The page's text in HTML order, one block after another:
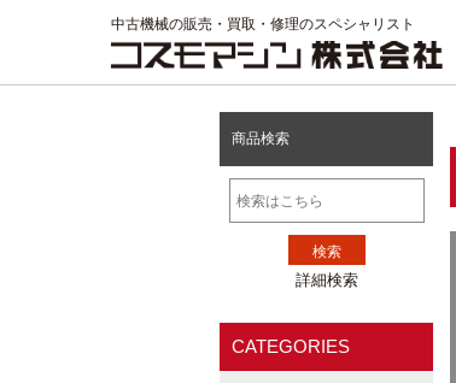
中古機械の販売・買取・修理のスペシャリスト
商品検索
詳細検索
CATEGORIES